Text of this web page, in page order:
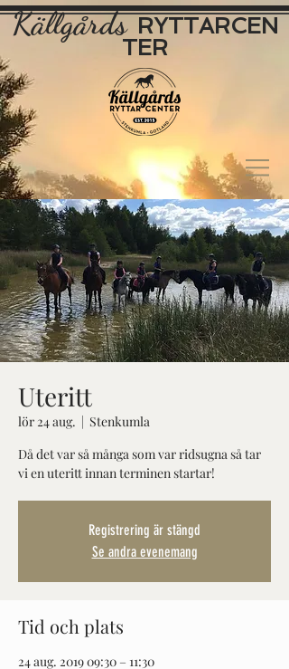
Källgårds RYTTARCEN
TER
Uteritt
lör 24 aug.
  |
Stenkumla
Då det var så många som var ridsugna så tar
vi en uteritt innan terminen startar!
Registrering är stängd
Se andra evenemang
Tid och plats
24 aug. 2019 09:30 – 11:30